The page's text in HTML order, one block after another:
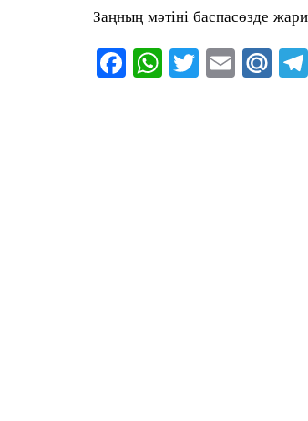
Заңның мәтіні баспасөзде
F W T E M